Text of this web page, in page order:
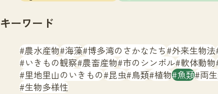
キーワード
農水産物 海藻 博多湾のさかなたち 外来生物法
いきもの観察 農畜産物 市のシンボル 軟体動物
里地里山のいきもの 昆虫 鳥類 植物 魚類 両
生物多様性